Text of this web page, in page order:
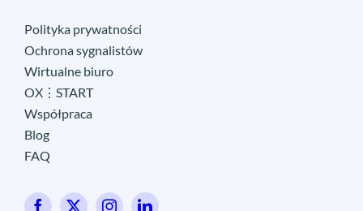
Polityka prywatności
Ochrona sygnalistów
Wirtualne biuro
OX⋮START
Współpraca
Blog
FAQ